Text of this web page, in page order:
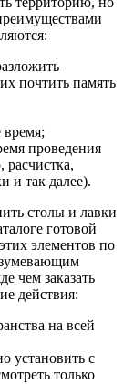
почтить память
время;
проведения
расчистка,
и так далее).
столы и лавки
готовой
элементов по
чем заказать
действия:
на всей
установить с
только